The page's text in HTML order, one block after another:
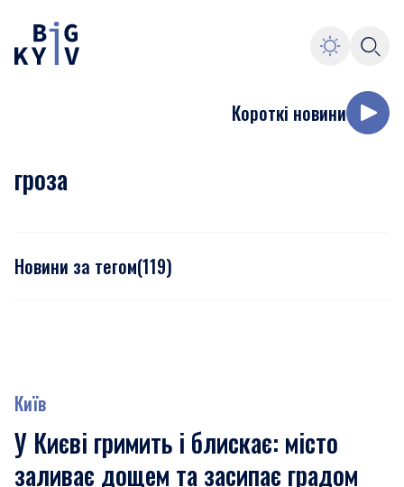
Короткі новини
гроза
Новини за тегом(119)
Київ
У Києві гримить і блискає: місто
заливає дощем та засипає градом